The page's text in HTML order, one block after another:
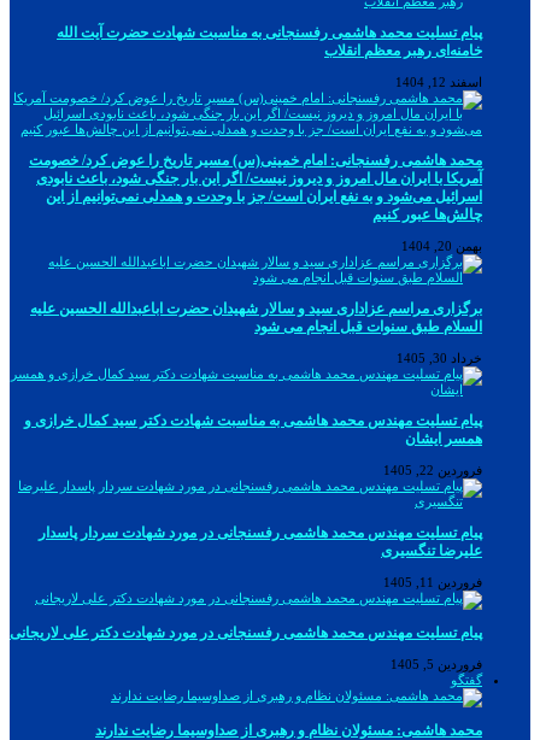
پیام تسلیت محمد هاشمی رفسنجانی به مناسبت شهادت حضرت آیت الله
خامنه‌ای رهبر معظم انقلاب
اسفند 12, 1404
محمد هاشمی رفسنجانی: امام خمینی(س) مسیر تاریخ را عوض کرد/ خصومت
آمریکا با ایران مال امروز و دیروز نیست/ اگر این بار جنگی شود، باعث نابودی
اسرائیل می‌شود و به نفع ایران است/ جز با وحدت و همدلی نمی‌توانیم از این
چالش‌ها عبور کنیم
بهمن 20, 1404
برگزاری مراسم عزاداری سید و سالار شهیدان حضرت اباعبدالله الحسین علیه
السلام طبق سنوات قبل انجام می شود
خرداد 30, 1405
پیام تسلیت مهندس محمد هاشمی به مناسبت شهادت دکتر سید کمال خرازی و
همسر ایشان
فروردین 22, 1405
پیام تسلیت مهندس محمد هاشمی رفسنجانی در مورد شهادت سردار پاسدار
علیرضا تنگسیری
فروردین 11, 1405
پیام تسلیت مهندس محمد هاشمی رفسنجانی در مورد شهادت دکتر علی لاریجانی
فروردین 5, 1405
گفتگو
محمد هاشمی: مسئولان نظام و رهبری از صداوسیما رضایت ندارند